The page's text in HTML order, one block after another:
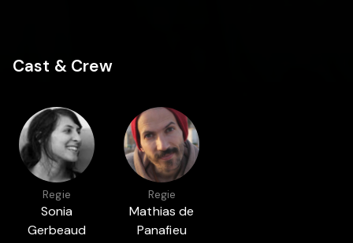
Cast & Crew
Regie
Sonia
Gerbeaud
Regie
Mathias de
Panafieu